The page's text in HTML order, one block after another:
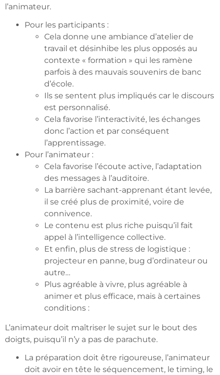
l’animateur.
Pour les participants :
Cela donne une ambiance d’atelier de
travail et désinhibe les plus opposés au
contexte « formation » qui les ramène
parfois à des mauvais souvenirs de banc
d’école.
Ils se sentent plus impliqués car le discours
est personnalisé.
Cela favorise l’interactivité, les échanges
donc l’action et par conséquent
l’apprentissage.
Pour l’animateur :
Cela favorise l’écoute active, l’adaptation
des messages à l’auditoire.
La barrière sachant-apprenant étant levée,
il se créé plus de proximité, voire de
connivence.
Le contenu est plus riche puisqu’il fait
appel à l’intelligence collective.
Et enfin, plus de stress de logistique :
projecteur en panne, bug d’ordinateur ou
autre…
Plus agréable à vivre, plus agréable à
animer et plus efficace, mais à certaines
conditions :
L’animateur doit maîtriser le sujet sur le bout des
doigts, puisqu’il n’y a pas de parachute.
La préparation doit être rigoureuse, l’animateur
doit avoir en tête le séquencement, le timing, le